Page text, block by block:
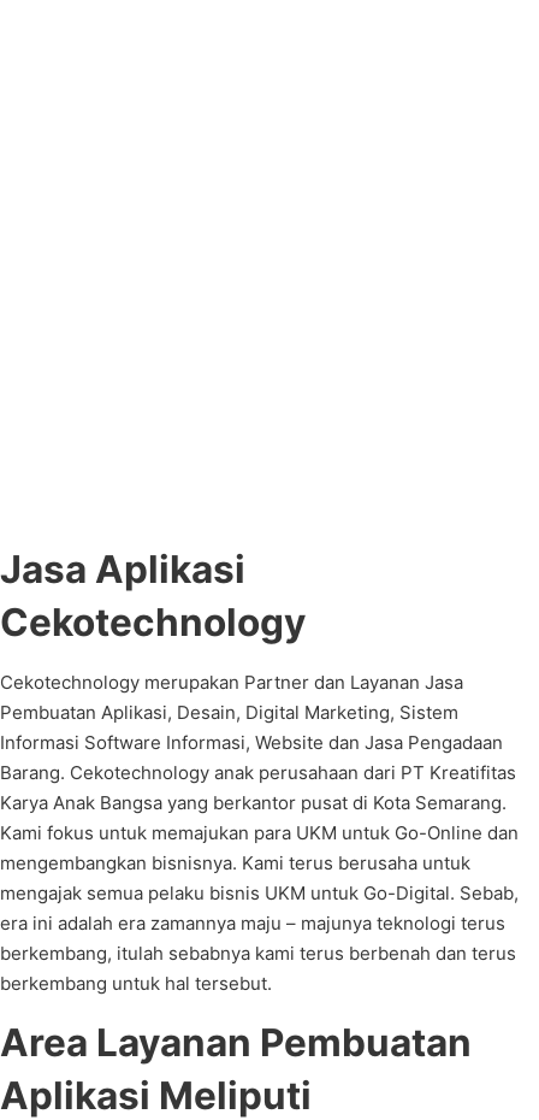
Jasa Aplikasi
Cekotechnology
Cekotechnology merupakan Partner dan Layanan Jasa
Pembuatan Aplikasi, Desain, Digital Marketing, Sistem
Informasi Software Informasi, Website dan Jasa Pengadaan
Barang. Cekotechnology anak perusahaan dari PT Kreatifitas
Karya Anak Bangsa yang berkantor pusat di Kota Semarang.
Kami fokus untuk memajukan para UKM untuk Go-Online dan
mengembangkan bisnisnya. Kami terus berusaha untuk
mengajak semua pelaku bisnis UKM untuk Go-Digital. Sebab,
era ini adalah era zamannya maju – majunya teknologi terus
berkembang, itulah sebabnya kami terus berbenah dan terus
berkembang untuk hal tersebut.
Area Layanan Pembuatan
Aplikasi Meliputi